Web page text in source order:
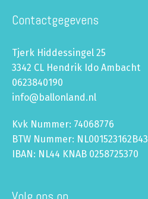
Contactgegevens
Tjerk Hiddessingel 25
3342 CL Hendrik Ido Ambacht
0623840190
info@ballonland.nl
Kvk Nummer: 74068776
BTW Nummer: NL001523162B43
IBAN: NL44 KNAB 0258725370